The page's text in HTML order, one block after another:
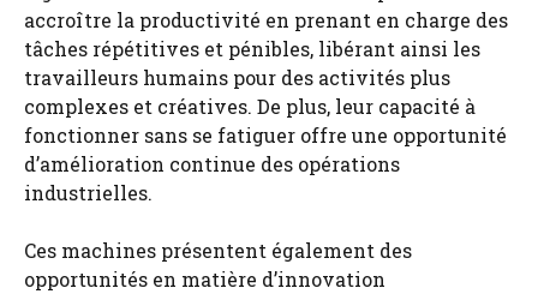
accroître la productivité en prenant en charge des
tâches répétitives et pénibles, libérant ainsi les
travailleurs humains pour des activités plus
complexes et créatives. De plus, leur capacité à
fonctionner sans se fatiguer offre une opportunité
d’amélioration continue des opérations
industrielles.
Ces machines présentent également des
opportunités en matière d’innovation